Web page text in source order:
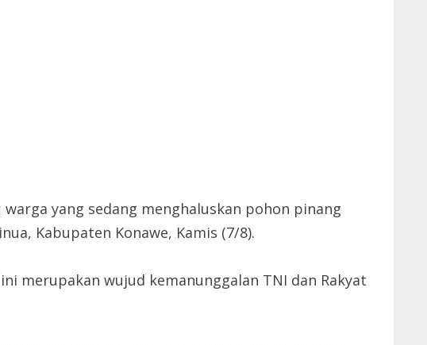
yang sedang menghaluskan pohon pinang
Kabupaten Konawe, Kamis (7/8).
merupakan wujud kemanunggalan TNI dan Rakyat